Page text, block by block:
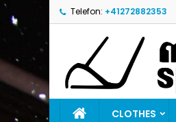
Telefon: +41272882353
CLOTHES